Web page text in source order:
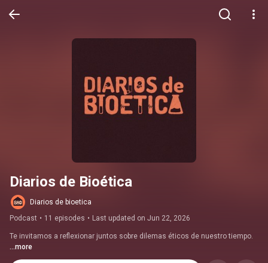
Diarios de Bioética
Diarios de bioetica
Podcast • 11 episodes • Last updated on Jun 22, 2026
Te invitamos a reflexionar juntos sobre dilemas éticos de nuestro tiempo.
...more